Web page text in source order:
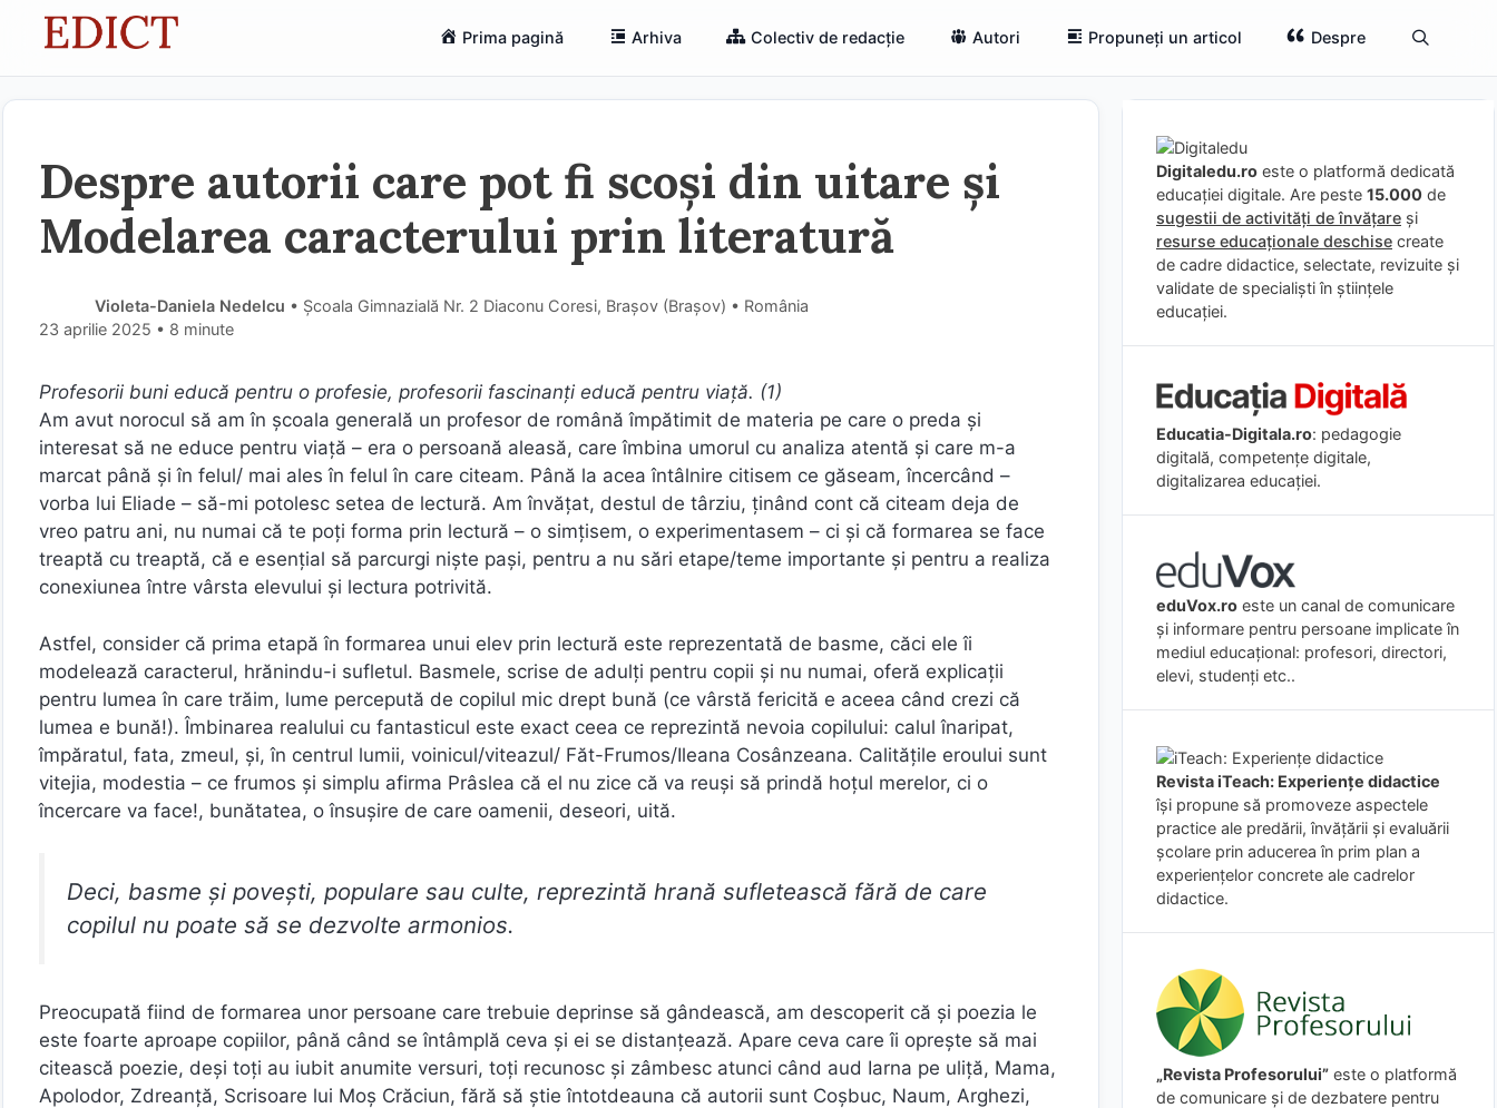
Prima pagină Arhiva Colectiv de redacție Autori Propuneți un articol Despre
Despre autorii care pot fi scoși din uitare și
Modelarea caracterului prin literatură
Violeta-Daniela Nedelcu • Școala Gimnazială Nr. 2 Diaconu Coresi, Brașov (Braşov) • România
23 aprilie 2025 • 8 minute
Profesorii buni educă pentru o profesie, profesorii fascinanți educă pentru viață. (1)
Am avut norocul să am în școala generală un profesor de română împătimit de materia pe care o preda și
interesat să ne educe pentru viață – era o persoană aleasă, care îmbina umorul cu analiza atentă și care m-a
marcat până și în felul/ mai ales în felul în care citeam. Până la acea întâlnire citisem ce găseam, încercând –
vorba lui Eliade – să-mi potolesc setea de lectură. Am învățat, destul de târziu, ținând cont că citeam deja de
vreo patru ani, nu numai că te poți forma prin lectură – o simțisem, o experimentasem – ci și că formarea se face
treaptă cu treaptă, că e esențial să parcurgi niște pași, pentru a nu sări etape/teme importante și pentru a realiza
conexiunea între vârsta elevului și lectura potrivită.
Astfel, consider că prima etapă în formarea unui elev prin lectură este reprezentată de basme, căci ele îi
modelează caracterul, hrănindu-i sufletul. Basmele, scrise de adulți pentru copii și nu numai, oferă explicații
pentru lumea în care trăim, lume percepută de copilul mic drept bună (ce vârstă fericită e aceea când crezi că
lumea e bună!). Îmbinarea realului cu fantasticul este exact ceea ce reprezintă nevoia copilului: calul înaripat,
împăratul, fata, zmeul, și, în centrul lumii, voinicul/viteazul/ Făt-Frumos/Ileana Cosânzeana. Calitățile eroului sunt
vitejia, modestia – ce frumos și simplu afirma Prâslea că el nu zice că va reuși să prindă hoțul merelor, ci o
încercare va face!, bunătatea, o însușire de care oamenii, deseori, uită.
Deci, basme și povești, populare sau culte, reprezintă hrană sufletească fără de care
copilul nu poate să se dezvolte armonios.
Preocupată fiind de formarea unor persoane care trebuie deprinse să gândească, am descoperit că și poezia le
este foarte aproape copiilor, până când se întâmplă ceva și ei se distanțează. Apare ceva care îi oprește să mai
citească poezie, deși toți au iubit anumite versuri, toți recunosc și zâmbesc atunci când aud Iarna pe uliță, Mama,
Apolodor, Zdreanță, Scrisoare lui Moș Crăciun, fără să știe întotdeauna că autorii sunt Coșbuc, Naum, Arghezi,
Digitaledu.ro este o platformă dedicată
educației digitale. Are peste 15.000 de
sugestii de activități de învățare și
resurse educaționale deschise create
de cadre didactice, selectate, revizuite și
validate de specialiști în științele
educației.
Educatia-Digitala.ro: pedagogie
digitală, competențe digitale,
digitalizarea educației.
eduVox.ro este un canal de comunicare
și informare pentru persoane implicate în
mediul educațional: profesori, directori,
elevi, studenți etc..
Revista iTeach: Experienţe didactice
îşi propune să promoveze aspectele
practice ale predării, învăţării şi evaluării
şcolare prin aducerea în prim plan a
experienţelor concrete ale cadrelor
didactice.
„Revista Profesorului” este o platformă
de comunicare și de dezbatere pentru